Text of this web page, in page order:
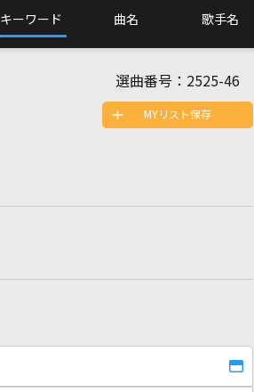
キーワード 曲名 歌手名
選曲番号： 2525-46
MYリスト保存